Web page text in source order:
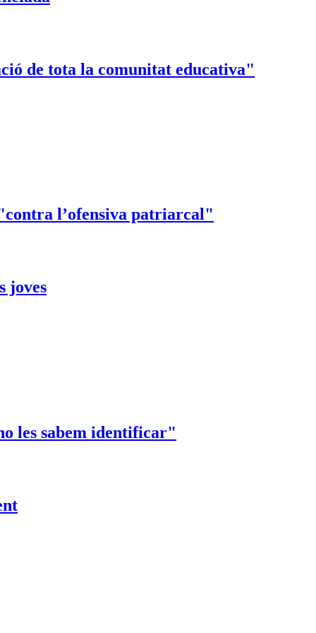
de tota la comunitat educativa"
l’ofensiva patriarcal"
joves
les sabem identificar"